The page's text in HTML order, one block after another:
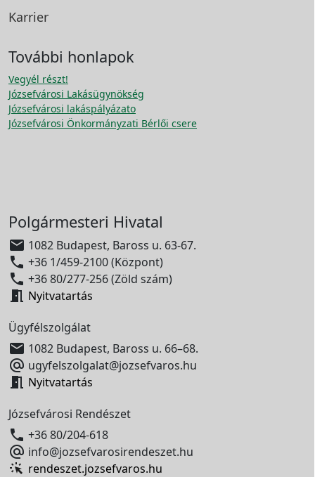
Karrier
További honlapok
Vegyél részt!
Józsefvárosi Lakásügynökség
Józsefvárosi lakáspályázato
Józsefvárosi Önkormányzati Bérlői csere
Polgármesteri Hivatal
 1082 Budapest, Baross u. 63-67.
 +36 1/459-2100 (Központ)
 +36 80/277-256 (Zöld szám)
 Nyitvatartás
Ügyfélszolgálat
 1082 Budapest, Baross u. 66–68.
 ugyfelszolgalat@jozsefvaros.hu
 Nyitvatartás
Józsefvárosi Rendészet
 +36 80/204-618
 info@jozsefvarosirendeszet.hu
rendeszet.jozsefvaros.hu